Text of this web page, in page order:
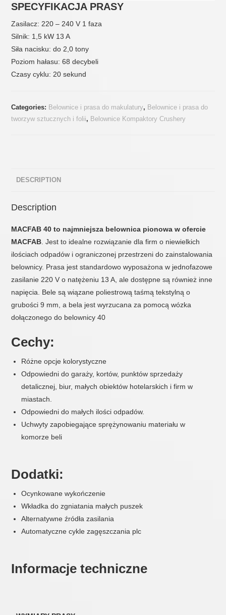
SPECYFIKACJA PRASY
Zasilacz: 220 – 240 V 1 faza
Silnik: 1,5 kW 13 A
Siła nacisku: do 2,0 tony
Poziom hałasu: 68 decybeli
Czasy cyklu: 20 sekund
Categories: Belownice i prasa do makulatury, Belownice i prasa do
tworzyw sztucznych i folii, Belownice Kompaktory Crushery
DESCRIPTION
Description
MACFAB 40 to najmniejsza belownica pionowa w ofercie
MACFAB . Jest to idealne rozwiązanie dla firm o niewielkich
ilościach odpadów i ograniczonej przestrzeni do zainstalowania
belownicy. Prasa jest standardowo wyposażona w jednofazowe
zasilanie 220 V o natężeniu 13 A, ale dostępne są również inne
napięcia. Bele są wiązane poliestrową taśmą tekstylną o
grubości 9 mm, a bela jest wyrzucana za pomocą wózka
dołączonego do belownicy 40
Cechy:
Różne opcje kolorystyczne
Odpowiedni do garaży, kortów, punktów sprzedaży
detalicznej, biur, małych obiektów hotelarskich i firm w
miastach.
Odpowiedni do małych ilości odpadów.
Uchwyty zapobiegające sprężynowaniu materiału w
komorze beli
Dodatki:
Ocynkowane wykończenie
Wkładka do zgniatania małych puszek
Alternatywne źródła zasilania
Automatyczne cykle zagęszczania plc
Informacje techniczne